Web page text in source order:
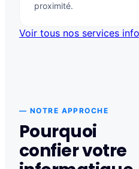
proximité.
Voir tous nos services
— NOTRE APPROCHE
Pourquoi
confier votre